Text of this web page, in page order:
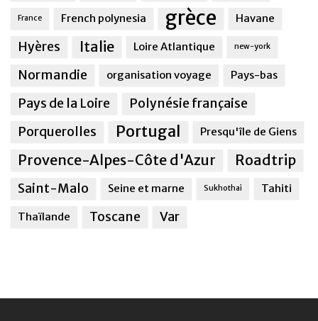
France French polynesia grèce Havane
Hyères Italie Loire Atlantique new-york
Normandie organisation voyage Pays-bas
Pays de la Loire
Polynésie française
Porquerolles
Portugal Presqu'île de Giens
Provence-Alpes-Côte d'Azur Roadtrip
Saint-Malo Seine et marne Sukhothai Tahiti
Thaïlande Toscane Var